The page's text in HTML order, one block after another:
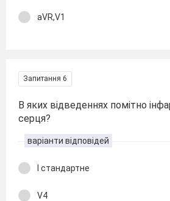
aVR,V1
Запитання 6
В яких відведеннях помітно
серця?
варіанти відповідей
І стандартне
V4